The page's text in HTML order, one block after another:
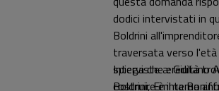
dodici intervistati in
Boldrini
traversata verso l'età
spiega che eredità
costruire è il tema
Interviste a: Giuliano
Boldrini, Emma